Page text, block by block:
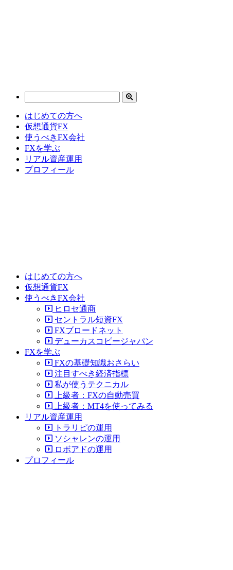
はじめての方へ
仮想通貨FX
使うべきFX会社
FXを学ぶ
リアル資産運用
プロフィール
はじめての方へ
仮想通貨FX
使うべきFX会社
ヒロセ通商
セントラル短資FX
FXブロードネット
デューカスコピージャパン
FXを学ぶ
FXの基礎知識おさらい
注目すべき経済指標
私が使うテクニカル
上級者：FXの自動売買
上級者：MT4を使ってみる
リアル資産運用
トラリピの運用
ソシャレンの運用
ロボアドの運用
プロフィール